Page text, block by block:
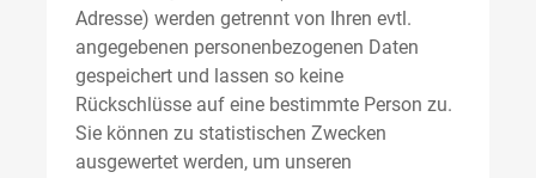
Adresse) werden getrennt von Ihren evtl.
angegebenen personenbezogenen Daten
gespeichert und lassen so keine
Rückschlüsse auf eine bestimmte Person zu.
Sie können zu statistischen Zwecken
ausgewertet werden, um unseren